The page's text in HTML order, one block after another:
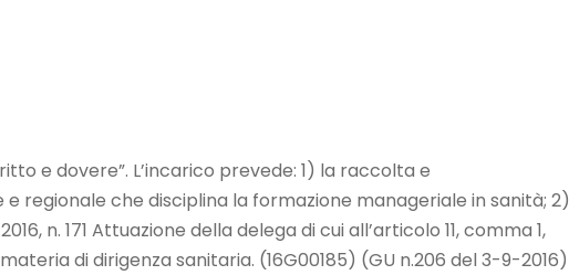
e dovere”. L’incarico prevede: 1) la raccolta e
regionale che disciplina la formazione manageriale in sanità; 2)
n. 171 Attuazione della delega di cui all’articolo 11, comma 1,
di dirigenza sanitaria. (16G00185) (GU n.206 del 3-9-2016)